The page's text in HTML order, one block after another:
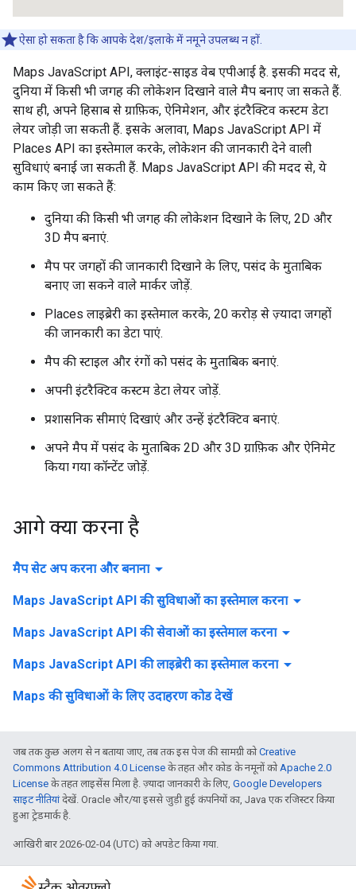
ऐसा हो सकता है कि आपके देश/इलाके में नमूने उपलब्ध न हों.
Maps JavaScript API, क्लाइंट-साइड वेब एपीआई है. इसकी मदद से,
दुनिया में किसी भी जगह की लोकेशन दिखाने वाले मैप बनाए जा सकते हैं.
साथ ही, अपने हिसाब से ग्राफ़िक, ऐनिमेशन, और इंटरैक्टिव कस्टम डेटा
लेयर जोड़ी जा सकती हैं. इसके अलावा, Maps JavaScript API में
Places API का इस्तेमाल करके, लोकेशन की जानकारी देने वाली
सुविधाएं बनाई जा सकती हैं. Maps JavaScript API की मदद से, ये
काम किए जा सकते हैं:
दुनिया की किसी भी जगह की लोकेशन दिखाने के लिए, 2D और
3D मैप बनाएं.
मैप पर जगहों की जानकारी दिखाने के लिए, पसंद के मुताबिक
बनाए जा सकने वाले मार्कर जोड़ें.
Places लाइब्रेरी का इस्तेमाल करके, 20 करोड़ से ज़्यादा जगहों
की जानकारी का डेटा पाएं.
मैप की स्टाइल और रंगों को पसंद के मुताबिक बनाएं.
अपनी इंटरैक्टिव कस्टम डेटा लेयर जोड़ें.
प्रशासनिक सीमाएं दिखाएं और उन्हें इंटरैक्टिव बनाएं.
अपने मैप में पसंद के मुताबिक 2D और 3D ग्राफ़िक और ऐनिमेट
किया गया कॉन्टेंट जोड़ें.
आगे क्या करना है
मैप सेट अप करना और बनानाarrow_drop_down
Maps JavaScript API की सुविधाओं का इस्तेमाल करनाarrow_drop_down
Maps JavaScript API की सेवाओं का इस्तेमाल करनाarrow_drop_down
Maps JavaScript API की लाइब्रेरी का इस्तेमाल करनाarrow_drop_down
Maps की सुविधाओं के लिए उदाहरण कोड देखें
जब तक कुछ अलग से न बताया जाए, तब तक इस पेज की सामग्री कोCreative
Commons Attribution 4.0 License के तहत और कोड के नमूनों कोApache 2.0
License के तहत लाइसेंस मिला है. ज़्यादा जानकारी के लिए, Google Developers
साइट नीतियांदेखें. Oracle और/या इससे जुड़ी हुई कंपनियों का, Java एक रजिस्टर किया
हुआ ट्रेडमार्क है.
आखिरी बार 2026-02-04 (UTC) को अपडेट किया गया.